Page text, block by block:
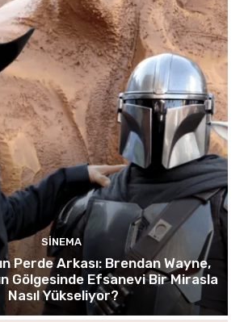
SINEMA
Perde Arkası: Brendan Wayne,
Gölgesinde Efsanevi Bir Mirasla
Nasıl Yükseliyor?